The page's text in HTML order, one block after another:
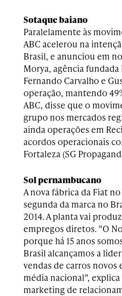
Sotaque baiano
Paralelamente às
ABC acelerou na
Brasil, e anunciou em
Morya, agência fundada
Fernando Carvalho e
operação, mantendo
ABC, disse que o
grupo nos mercados
ainda operações em
acordos operacionais
Fortaleza (SG
Sol pernambucano
A nova fábrica da Fiat
segunda da marca no
2014. A planta vai
empregos diretos. “O
porque há 15 anos
Brasil alcançamos a
vendas de carros novos
média nacional”,
marketing de